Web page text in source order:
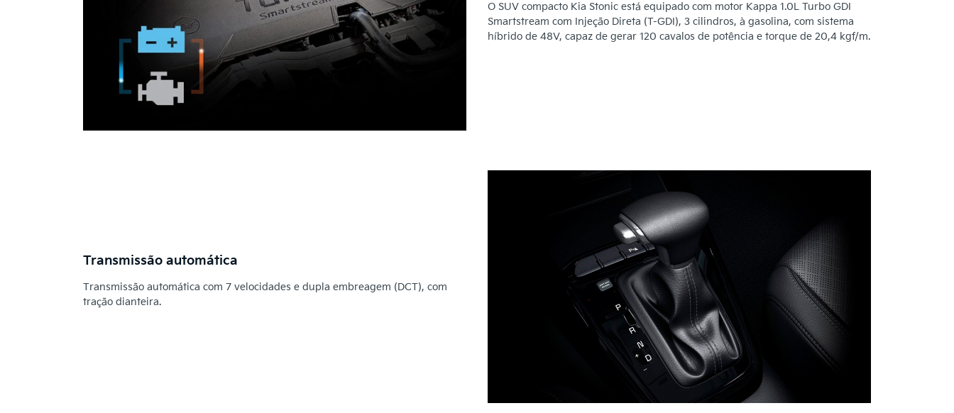
O SUV compacto Kia Stonic está equipado com motor Kappa 1.0L Turbo GDI
Smartstream com Injeção Direta (T-GDI), 3 cilindros, à gasolina, com sistema
híbrido de 48V, capaz de gerar 120 cavalos de potência e torque de 20,4 kgf/m.
Transmissão automática
Transmissão automática com 7 velocidades e dupla embreagem (DCT), com
tração dianteira.